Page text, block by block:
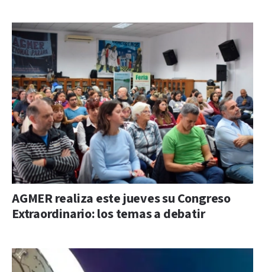
AGMER realiza este jueves su Congreso
Extraordinario: los temas a debatir